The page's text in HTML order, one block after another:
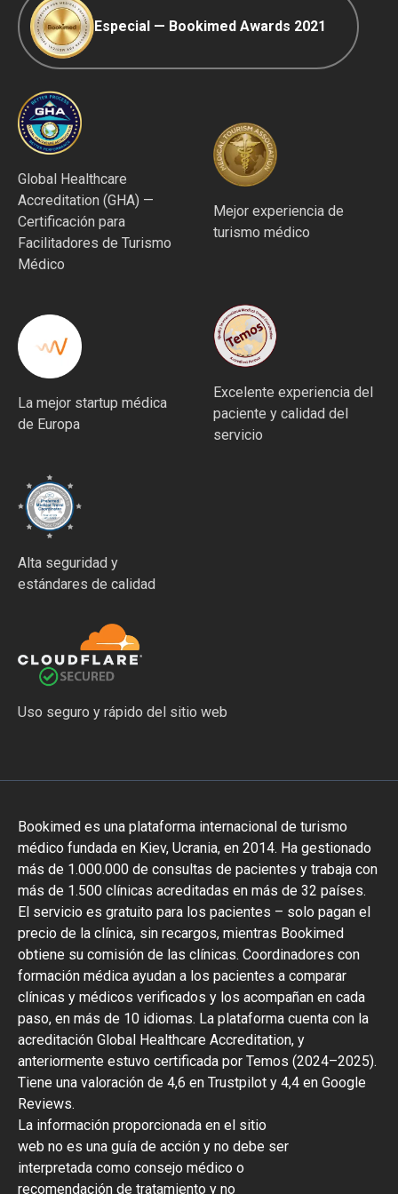
Especial — Bookimed Awards 2021
Global Healthcare
Accreditation (GHA) —
Certificación para
Facilitadores de Turismo
Médico
Mejor experiencia de
turismo médico
La mejor startup médica
de Europa
Excelente experiencia del
paciente y calidad del
servicio
Alta seguridad y
estándares de calidad
Uso seguro y rápido del sitio web
Bookimed es una plataforma internacional de turismo
médico fundada en Kiev, Ucrania, en 2014. Ha gestionado
más de 1.000.000 de consultas de pacientes y trabaja con
más de 1.500 clínicas acreditadas en más de 32 países.
El servicio es gratuito para los pacientes – solo pagan el
precio de la clínica, sin recargos, mientras Bookimed
obtiene su comisión de las clínicas. Coordinadores con
formación médica ayudan a los pacientes a comparar
clínicas y médicos verificados y los acompañan en cada
paso, en más de 10 idiomas. La plataforma cuenta con la
acreditación Global Healthcare Accreditation, y
anteriormente estuvo certificada por Temos (2024–2025).
Tiene una valoración de 4,6 en Trustpilot y 4,4 en Google
Reviews.
La información proporcionada en el sitio
web no es una guía de acción y no debe ser
interpretada como consejo médico o
recomendación de tratamiento y no